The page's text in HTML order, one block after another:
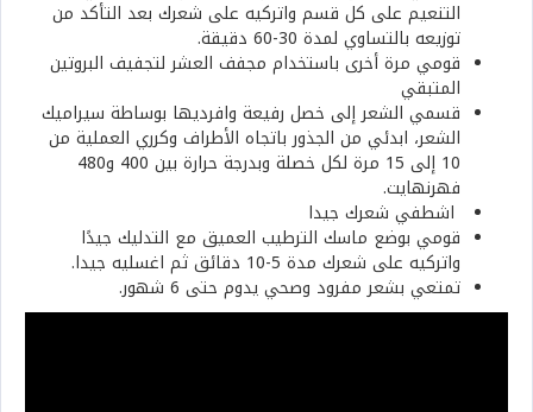
التنعيم على كل قسم واتركيه على شعرك بعد التأكد من
توزيعه بالتساوي لمدة 30-60 دقيقة.
قومي مرة أخرى باستخدام مجفف العشر لتجفيف البروتين
المتبقي
قسمي الشعر إلى خصل رفيعة وافرديها بوساطة سيراميك
الشعر، ابدئي من الجذور باتجاه الأطراف وكرري العملية من
10 إلى 15 مرة لكل خصلة وبدرجة حرارة بين 400 و480
فهرنهايت.
اشطفي شعرك جيدا
قومي بوضع ماسك الترطيب العميق مع التدليك جيدًا
واتركيه على شعرك مدة 5-10 دقائق ثم اغسليه جيدا.
تمتعي بشعر مفرود وصحي يدوم حتى 6 شهور.